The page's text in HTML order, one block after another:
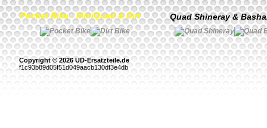
Pocket Bike - MiniQuad & Dirt Quad Shineray &
Copyright © 2026 UD-Ersatzteile.de
f1c93b89d05f51d049aacb130df3e4db